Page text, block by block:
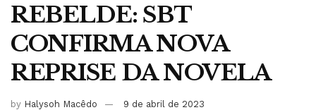
REBELDE: SBT
CONFIRMA NOVA
REPRISE DA NOVELA
by Halysoh Macêdo 9 de abril de 2023